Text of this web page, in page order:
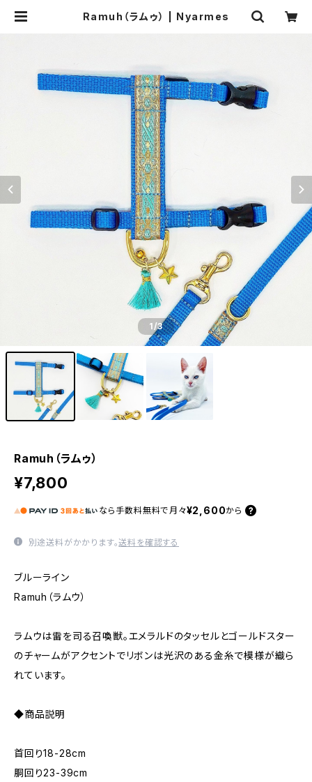
Ramuh（ラムゥ） | Nyarmes
1/3
Ramuh（ラムゥ）
¥7,800
なら 手数料無料で 月々¥2,600から
別途送料がかかります。送料を確認する
ブルーライン
Ramuh（ラムウ）
ラムウは雷を司る召喚獣。エメラルドのタッセルとゴールドスター
のチャームがアクセントでリボンは光沢のある金糸で模様が織ら
れています。
◆商品説明
首回り18-28cm
胴回り23-39cm